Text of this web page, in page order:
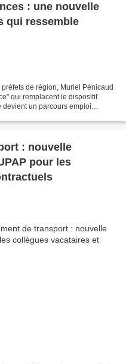
: une nouvelle
qui ressemble
de région, Muriel Pénicaud
qui remplacent le dispositif
devient un parcours emploi
: nouvelle
pour les